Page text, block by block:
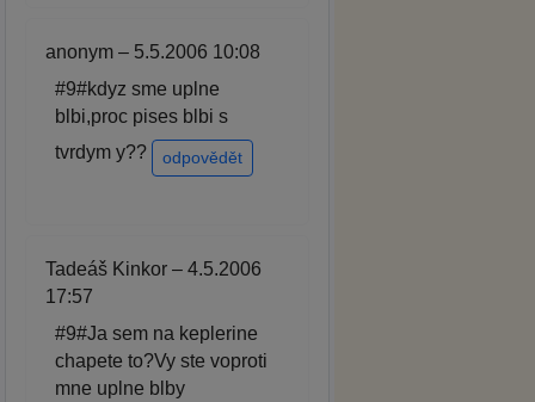
anonym – 5.5.2006 10:08
#9#kdyz sme uplne
blbi,proc pises blbi s
tvrdym y??
odpovědět
Tadeáš Kinkor – 4.5.2006
17:57
#9#Ja sem na keplerine
chapete to?Vy ste voproti
mne uplne blby